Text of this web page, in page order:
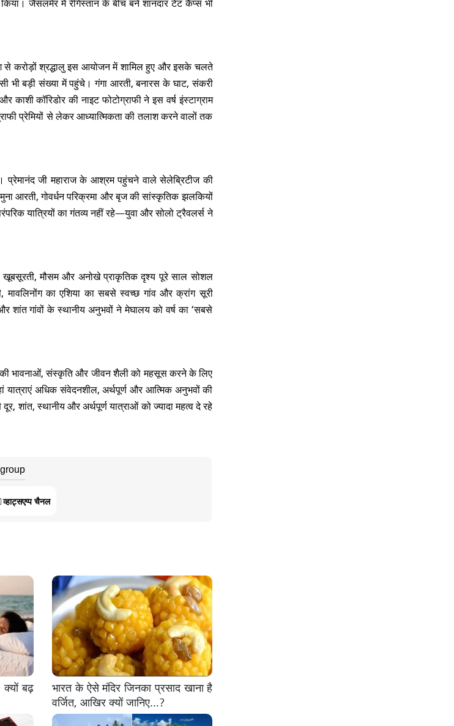
करोड़ों श्रद्धालु इस आयोजन में शामिल हुए और इसके चलते
भी बड़ी संख्या में पहुंचे। गंगा आरती, बनारस के घाट, संकरी
कॉरिडोर की नाइट फोटोग्राफी ने इस वर्ष इंस्टाग्राम
प्रेमियों से लेकर आध्यात्मिकता की तलाश करने वालों तक
प्रेमानंद जी महाराज के आश्रम पहुंचने वाले सेलेब्रिटीज की
आरती, गोवर्धन परिक्रमा और बृज की सांस्कृतिक झलकियों
यात्रियों का गंतव्य नहीं रहे—युवा और सोलो ट्रैवलर्स ने
खूबसूरती, मौसम और अनोखे प्राकृतिक दृश्य पूरे साल सोशल
मावलिनोंग का एशिया का सबसे स्वच्छ गांव और क्रांग सूरी
गांवों के स्थानीय अनुभवों ने मेघालय को वर्ष का ‘सबसे
भावनाओं, संस्कृति और जीवन शैली को महसूस करने के लिए
अधिक संवेदनशील, अर्थपूर्ण और आत्मिक अनुभवों की
शांत, स्थानीय और अर्थपूर्ण यात्राओं को ज्यादा महत्व दे रहे
व्हाट्सएप्प चैनल
क्यों बढ़ भारत के ऐसे मंदिर जिनका प्रसाद खाना है
वर्जित, आखिर क्यों जानिए...?